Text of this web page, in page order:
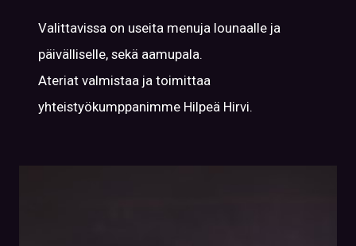
Valittavissa on useita menuja lounaalle ja
päivälliselle, sekä aamupala.
Ateriat valmistaa ja toimittaa
yhteistyökumppanimme Hilpeä Hirvi.